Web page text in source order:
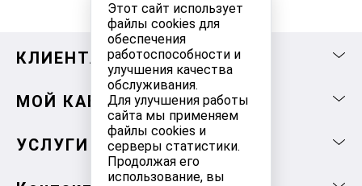
Этот сайт использует
файлы cookies для
обеспечения
работоспособности и
улучшения качества
обслуживания.
Для улучшения работы
сайта мы применяем
файлы cookies и
серверы статистики.
Продолжая его
использование, вы
КЛИЕНТАМ
МОЙ КАБИНЕТ
УСЛУГИ